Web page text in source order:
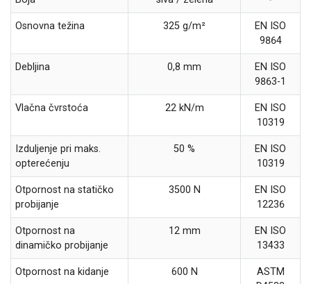
Osnovna težina 325 g/m²
EN ISO
9864
Debljina 0,8 mm
EN ISO
9863-1
Vlačna čvrstoća 22 kN/m
EN ISO
10319
Izduljenje pri maks.
opterećenju
50 %
EN ISO
10319
Otpornost na statičko
probijanje
3500 N
EN ISO
12236
Otpornost na
dinamičko probijanje
12 mm
EN ISO
13433
Otpornost na kidanje 600 N
ASTM